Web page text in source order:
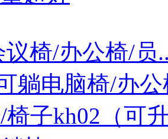
议椅/办公椅/员